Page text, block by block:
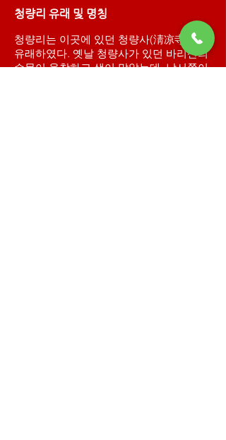
청량리 유래 및 명칭
청량리는 이곳에 있던 청량사(淸凉寺)에서
유래하였다. 옛날 청량사가 있던 바리산의
수목이 울창하고 샘이 맑았는데, 남서쪽이